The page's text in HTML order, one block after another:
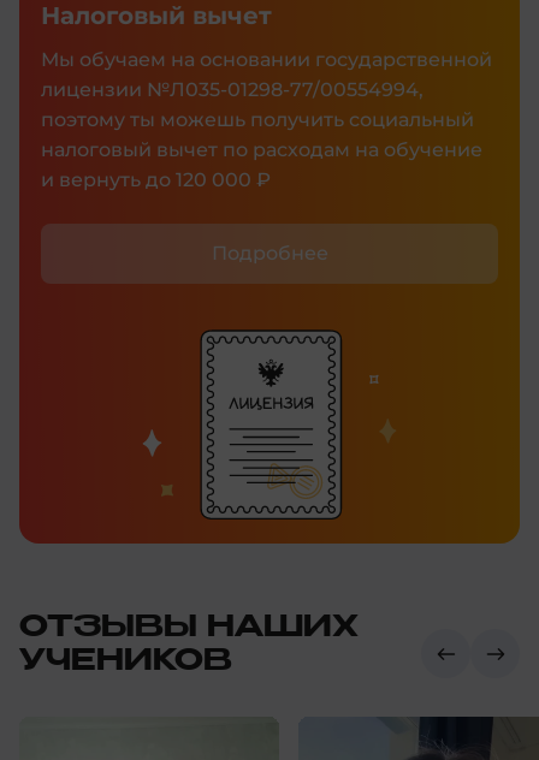
Налоговый вычет
Мы обучаем на основании государственной
лицензии №Л035‑01298‑77/00554994,
поэтому ты можешь получить социальный
налоговый вычет по расходам на обучение
и вернуть до 120 000 ₽
Подробнее
ОТЗЫВЫ НАШИХ
УЧЕНИКОВ